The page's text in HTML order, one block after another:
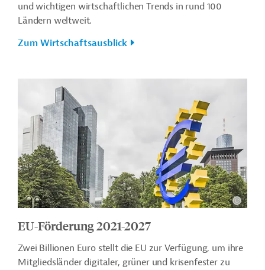
und wichtigen wirtschaftlichen Trends in rund 100
Ländern weltweit.
Zum Wirtschaftsausblick
EU-Förderung 2021-2027
Zwei Billionen Euro stellt die EU zur Verfügung, um ihre
Mitgliedsländer digitaler, grüner und krisenfester zu